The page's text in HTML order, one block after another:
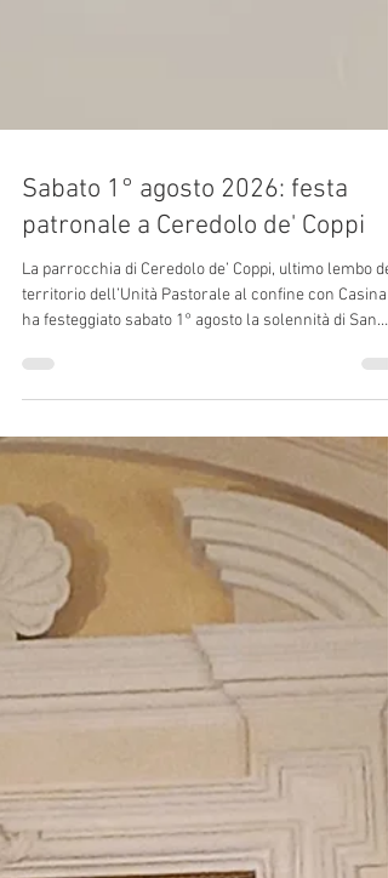
Sabato 1° agosto 2026: festa
patronale a Ceredolo de' Coppi
La parrocchia di Ceredolo de’ Coppi, ultimo lembo del
territorio dell’Unità Pastorale al confine con Casina,
ha festeggiato sabato 1° agosto la solennità di San
Pellegrino re ed eremita, titolare della chiesa e
patrono della comunità. Come ogni anno la Messa
serale ha radunato quasi tutti gli abitanti della piccola
frazione canusina. Quest’anno la celebrazione è
presieduta da padre José M. Carvajal Gallardo, dei
Padri Barnabiti, da qualche anno collaboratore estivo